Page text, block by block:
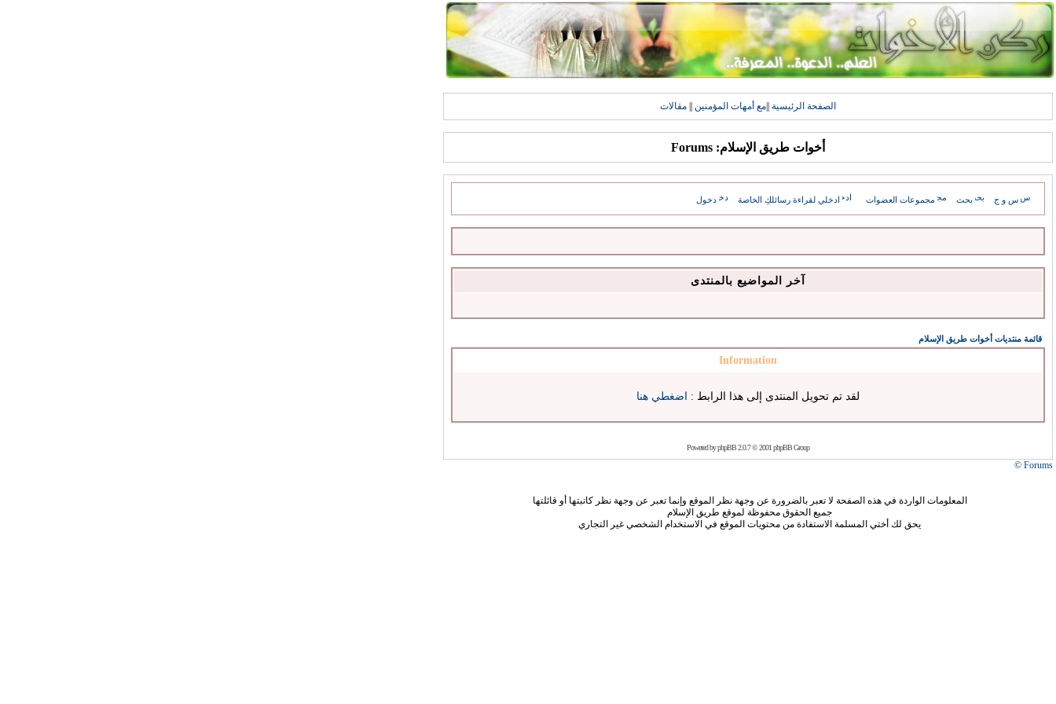
الصفحة الرئيسية مع أمهات المؤمنين مقالات
أخوات طريق الإسلام: Forums
س و ج بحث مجموعات العضوات ادخلي لقراءة رسائلكِ الخاصة دخول
آخر المواضيع بالمنتدى
قائمة منتديات أخوات طريق الإسلام
Information
لقد تم تحويل المنتدى إلى هذا الرابط : اضغطي هنا
Powered byphpBB2.0.7 © 2001 phpBB Group
Forums ©
المعلومات الواردة في هذه الصفحة لا تعبر بالضرورة عن وجهة نظر الموقع وإنما تعبر عن وجهة نظر كاتبتها أو قائلتها
جميع الحقوق محفوظة لموقع طريق الإسلام
يحق لك أختي المسلمة الاستفادة من محتويات الموقع في الاستخدام الشخصي غير التجاري